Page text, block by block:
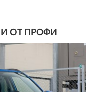
ОТ ПРОФИ